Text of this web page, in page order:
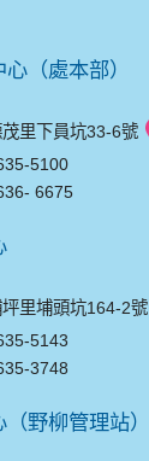
（處本部）
里下員坑33-6號
5100
6675
里埔頭坑164-2號
5143
3748
野柳管理站）